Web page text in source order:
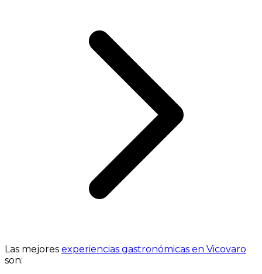
Las mejores experiencias gastronómicas en Vicovaro
son: